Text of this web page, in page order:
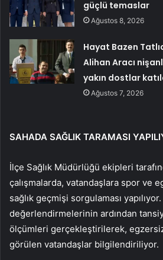
güçlü temaslar
Ağustos 8, 2026
Hayat Bazen
Alihan Aracı
yakın dostlar
Ağustos 7, 2026
SAHADA SAĞLIK TARAMASI
İlçe Sağlık Müdürlüğü ekipleri
çalışmalarda, vatandaşlara spor ve
sağlık geçmişi sorgulaması
değerlendirmelerinin ardından
ölçümleri gerçekleştirilerek,
görülen vatandaşlar bilgilendiriliyor.